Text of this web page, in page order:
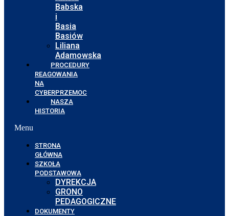
Babska
i
Basia
Basiów
Liliana
Adamowska
PROCEDURY
REAGOWANIA
NA
CYBERPRZEMOC
NASZA
HISTORIA
Menu
STRONA
GŁÓWNA
SZKOŁA
PODSTAWOWA
DYREKCJA
GRONO
PEDAGOGICZNE
DOKUMENTY